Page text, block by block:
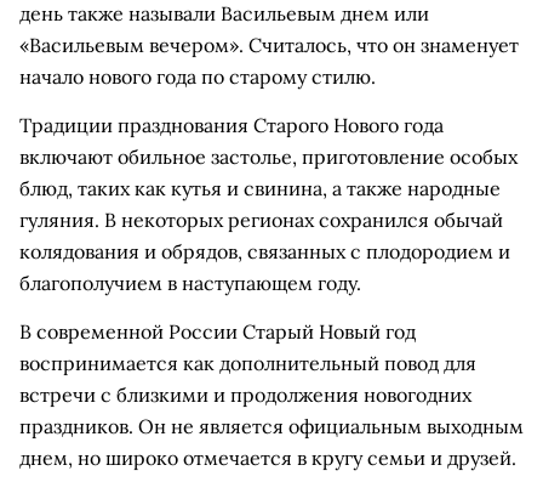
день также называли Васильевым днем или
«Васильевым вечером». Считалось, что он знаменует
начало нового года по старому стилю.
Традиции празднования Старого Нового года
включают обильное застолье, приготовление особых
блюд, таких как кутья и свинина, а также народные
гуляния. В некоторых регионах сохранился обычай
колядования и обрядов, связанных с плодородием и
благополучием в наступающем году.
В современной России Старый Новый год
воспринимается как дополнительный повод для
встречи с близкими и продолжения новогодних
праздников. Он не является официальным выходным
днем, но широко отмечается в кругу семьи и друзей.